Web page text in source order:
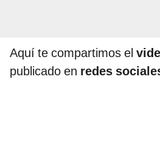
Aquí te compartimos el
publicado en redes